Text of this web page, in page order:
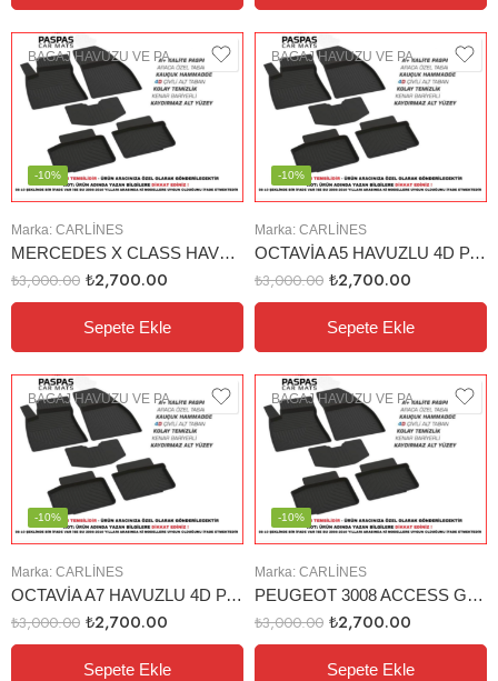
BAGAJ HAVUZU VE PASPAS
Marka: CARLINES
MERCEDES X CLASS HAVUZLU 4D PASPAS
-10%
₺3,000.00 ₺2,700.00
Sepete Ekle
BAGAJ HAVUZU VE PASPAS
Marka: CARLINES
OCTAVİA A5 HAVUZLU 4D PASPAS
-10%
₺3,000.00 ₺2,700.00
Sepete Ekle
BAGAJ HAVUZU VE PASPAS
Marka: CARLINES
OCTAVİA A7 HAVUZLU 4D PASPAS (2015)
-10%
₺3,000.00 ₺2,700.00
Sepete Ekle
BAGAJ HAVUZU VE PASPAS
Marka: CARLINES
PEUGEOT 3008 ACCESS GT HAVUZLU 4D PASPAS
-10%
₺3,000.00 ₺2,700.00
Sepete Ekle